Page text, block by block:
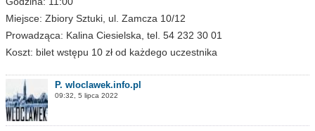
Miejsce: Zbiory Sztuki, ul. Zamcza 10/12
Prowadząca: Kalina Ciesielska, tel. 54 232 30 01
Koszt: bilet wstępu 10 zł od każdego uczestnika
P. wloclawek.info.pl
09:32, 5 lipca 2022